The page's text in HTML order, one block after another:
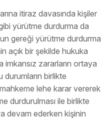
itiraz davasında kişiler
yürütme durdurma da
gereği yürütme durdurma
açık bir şekilde hukuka
imkansız zararların ortaya
durumların birlikte
lehe karar vererek
durdurulması ile birlikte
devam ederken kişinin